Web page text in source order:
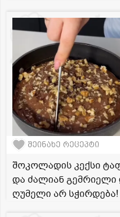
შეინახე რეცეპტი
შოკოლადის კექსი
და ძალიან
ღუმელი არ სჭირდება!